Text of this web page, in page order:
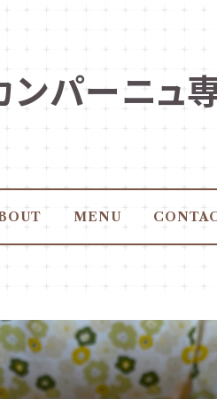
ンパーニ
MENU